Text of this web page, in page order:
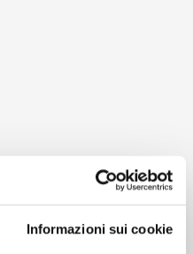
Informazioni sui cookie
my consent to the